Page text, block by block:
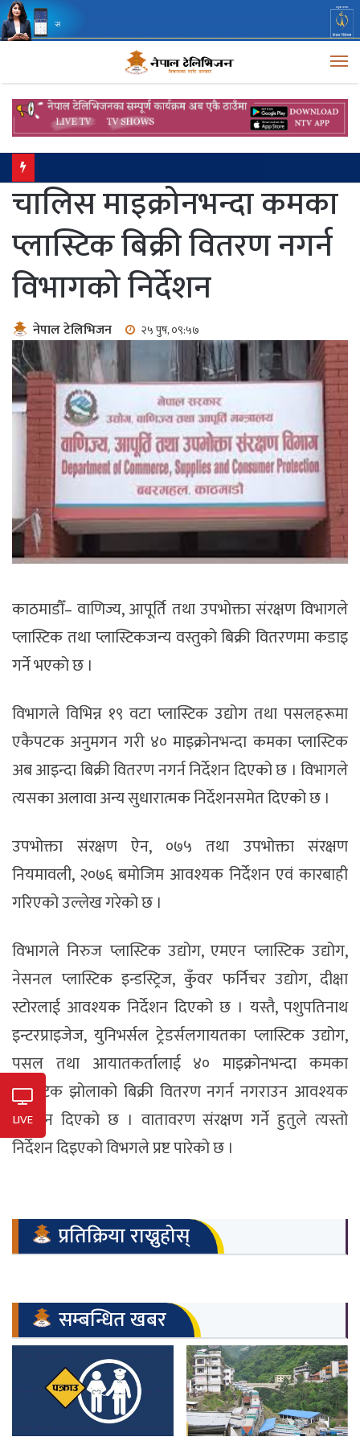
चालिस माइक्रोनभन्दा कमका
प्लास्टिक बिक्री वितरण नगर्न
विभागको निर्देशन
नेपाल टेलिभिजन २५ पुष, ०९:५७
काठमाडौँ– वाणिज्य, आपूर्ति तथा उपभोक्ता संरक्षण विभागले
प्लास्टिक तथा प्लास्टिकजन्य वस्तुको बिक्री वितरणमा कडाइ
गर्ने भएको छ ।
विभागले विभिन्न १९ वटा प्लास्टिक उद्योग तथा पसलहरूमा
एकैपटक अनुमगन गरी ४० माइक्रोनभन्दा कमका प्लास्टिक
अब आइन्दा बिक्री वितरण नगर्न निर्देशन दिएको छ । विभागले
त्यसका अलावा अन्य सुधारात्मक निर्देशनसमेत दिएको छ ।
उपभोक्ता संरक्षण ऐन, ०७५ तथा उपभोक्ता संरक्षण
नियमावली, २०७६ बमोजिम आवश्यक निर्देशन एवं कारबाही
गरिएको उल्लेख गरेको छ ।
विभागले निरुज प्लास्टिक उद्योग, एमएन प्लास्टिक उद्योग,
नेसनल प्लास्टिक इन्डस्ट्रिज, कुँवर फर्निचर उद्योग, दीक्षा
स्टोरलाई आवश्यक निर्देशन दिएको छ । यस्तै, पशुपतिनाथ
इन्टरप्राइजेज, युनिभर्सल ट्रेडर्सलगायतका प्लास्टिक उद्योग,
पसल तथा आयातकर्तालाई ४० माइक्रोनभन्दा कमका
प्लास्टिक झोलाको बिक्री वितरण नगर्न नगराउन आवश्यक
निर्देशन दिएको छ । वातावरण संरक्षण गर्ने हुतुले त्यस्तो
निर्देशन दिइएको विभगले प्रष्ट पारेको छ ।
प्रतिक्रिया राख्नुहोस्
सम्बन्धित खबर
LIVE